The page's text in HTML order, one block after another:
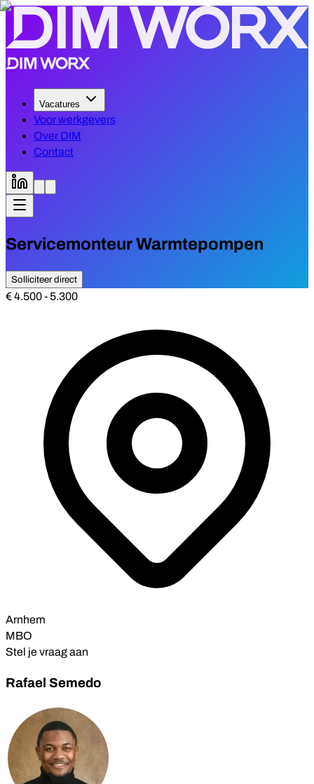
Vacatures
Voor werkgevers
Over DIM
Contact
Servicemonteur Warmtepompen
Solliciteer direct
€ 4.500 - 5.300
Arnhem
MBO
Stel je vraag aan
Rafael Semedo